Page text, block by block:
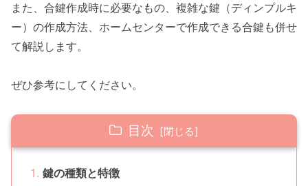
また、合鍵作成時に必要なもの、複雑な鍵（ディンプルキ
ー）の作成方法、ホームセンターで作成できる合鍵も併せ
て解説します。
ぜひ参考にしてください。
目次
鍵の種類と特徴